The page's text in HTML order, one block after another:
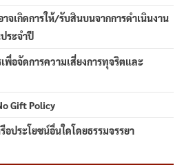
จเกิดการให้/รับสินบนจากการดำเนินงาน
ระจำปี
พื่อจัดการความเสี่ยงการทุจริตและ
Gift Policy
ประโยชน์อื่นใดโดยธรรมจรรยา